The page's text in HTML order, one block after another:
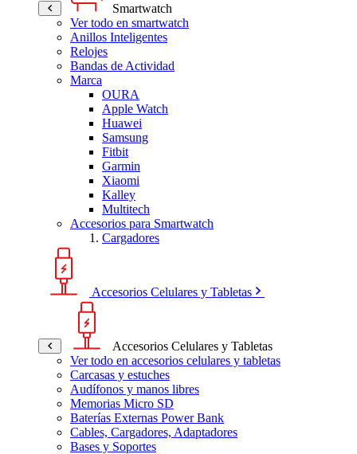
Smartwatch
Ver todo en smartwatch
Anillos Inteligentes
Relojes
Bandas de Actividad
Marca
OURA
Apple Watch
Huawei
Samsung
Fitbit
Garmin
Xiaomi
Kalley
Multitech
Accesorios para Smartwatch
Cargadores
Accesorios Celulares y Tabletas
Accesorios Celulares y Tabletas
Ver todo en accesorios celulares y tabletas
Carcasas y estuches
Audífonos y manos libres
Memorias Micro SD
Baterías Externas Power Bank
Cables, Cargadores, Adaptadores
Bases y Soportes